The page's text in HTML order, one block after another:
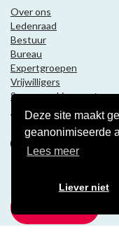
Deze site maakt
geanonimiseerde
Lees meer
Liever niet
Over ons
Ledenraad
Bestuur
Bureau
Expertgroepen
Vrijwilligers
Samenwerkingspartners
Volg ons